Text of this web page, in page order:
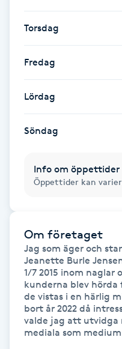
Hårborttagning
Hårförlängning
Hårvård
Hälsa
Torsdag
Fredag
Lördag
Söndag
Info om öppettider
Öppettider kan
Om företaget
Jag som äger och
Jeanette Burle
1/7 2015 inom
kunderna blev
de vistas i en härlig
bort år 2022 då
valde jag att
mediala som